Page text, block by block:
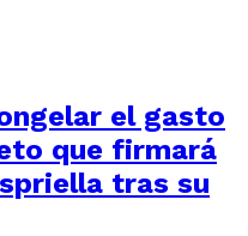
el gasto
que firmará
tras su